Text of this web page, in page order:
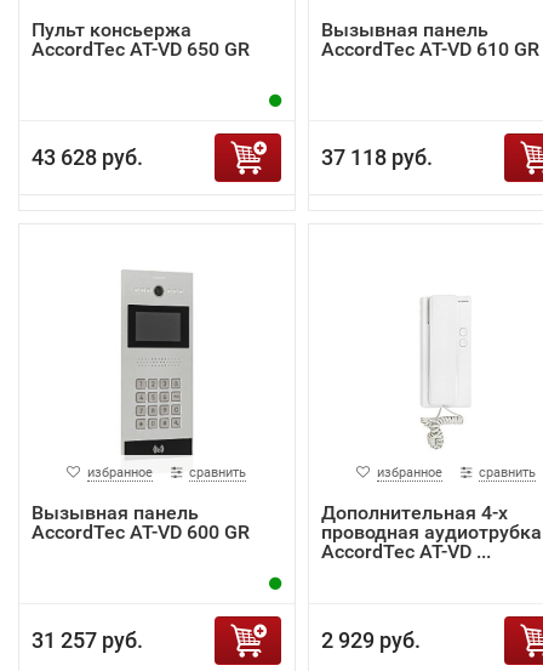
Пульт консьержа
AccordTec AT-VD 650 GR
43 628 руб.
Вызывная панель
AccordTec AT-VD 610 GR
37 118 руб.
избранное сравнить
Вызывная панель
AccordTec AT-VD 600 GR
31 257 руб.
избранное сравнить
Дополнительная 4-х
проводная аудиотрубка
AccordTec AT-VD ...
2 929 руб.